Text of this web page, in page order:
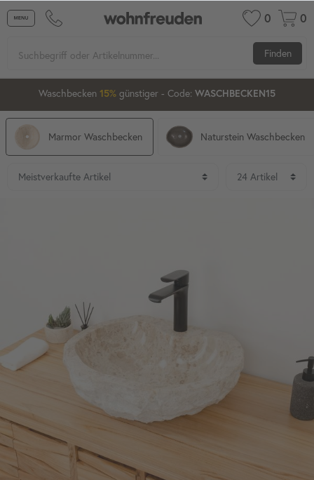
0 0
Finden
1 22 36 34
15%
Waschbecken ab 80 cm20%günstiger- Code:XXL-20
Naturstein Waschbecken
Marmor Waschbecken